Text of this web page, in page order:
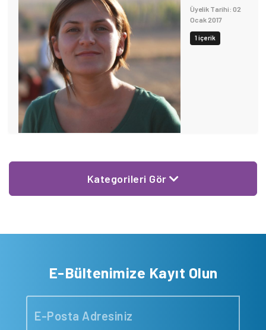
Üyelik Tarihi: 02
Ocak 2017
1 içerik
Kategorileri Gör
E-Bültenimize Kayıt Olun